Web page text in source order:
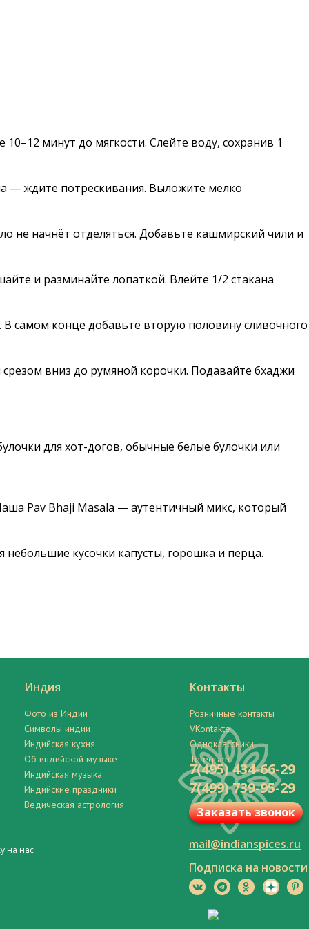
минут до мягкости. Слейте воду, сохранив 1
— ждите потрескивания. Выложите мелко
не начнёт отделяться. Добавьте кашмирский чили и
и разминайте лопаткой. Влейте 1/2 стакана
В самом конце добавьте вторую половину сливочного
вниз до румяной корочки. Подавайте бхаджи
для хот-догов, обычные белые булочки или
Pav Bhaji Masala — аутентичный микс, который
кусочки капусты, горошка и перца.
Индия
Фото из Индии
Символы индии
Индийская кухня
Об индийской музыке
Индийская музыка
Индийские праздники
Ведическая астрология
Контакты
Розничные контакты
VKontakte
Одноклассники
Telegram
на нас
7(495) 434-66-29
7(499) 739-95-29
Заказать звонок
mail@indianspices.ru
Подписка на новости